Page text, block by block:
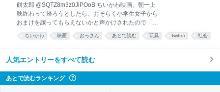
るなど、波乱の人生を送った後に、新たなるありのま
まの世界へ。そんなデイリーポータルＺでのありのま
まの業務内容はコチラを！（動画インタビュー） 前の
記事：九州うどんを一日中食べ続けてみた ＞ 個人サイ
餅太郎 @SQTZ8m3z0JiPOoB ちいかわ映画、朝一上
映終わって帰ろうとしたら、おそらく小学生女子から
おまけを譲ってもらえないかと声かけされたので「こ
んな時間に一人でちいかわ見に来るようなおっさんは
ほぼ異常者だから関わらないように気をつけて」と返
ちいかわ 映画 おっさん あとで読む 玩具 twitter 社会
人気エントリーをすべて読む
あとで読むランキング